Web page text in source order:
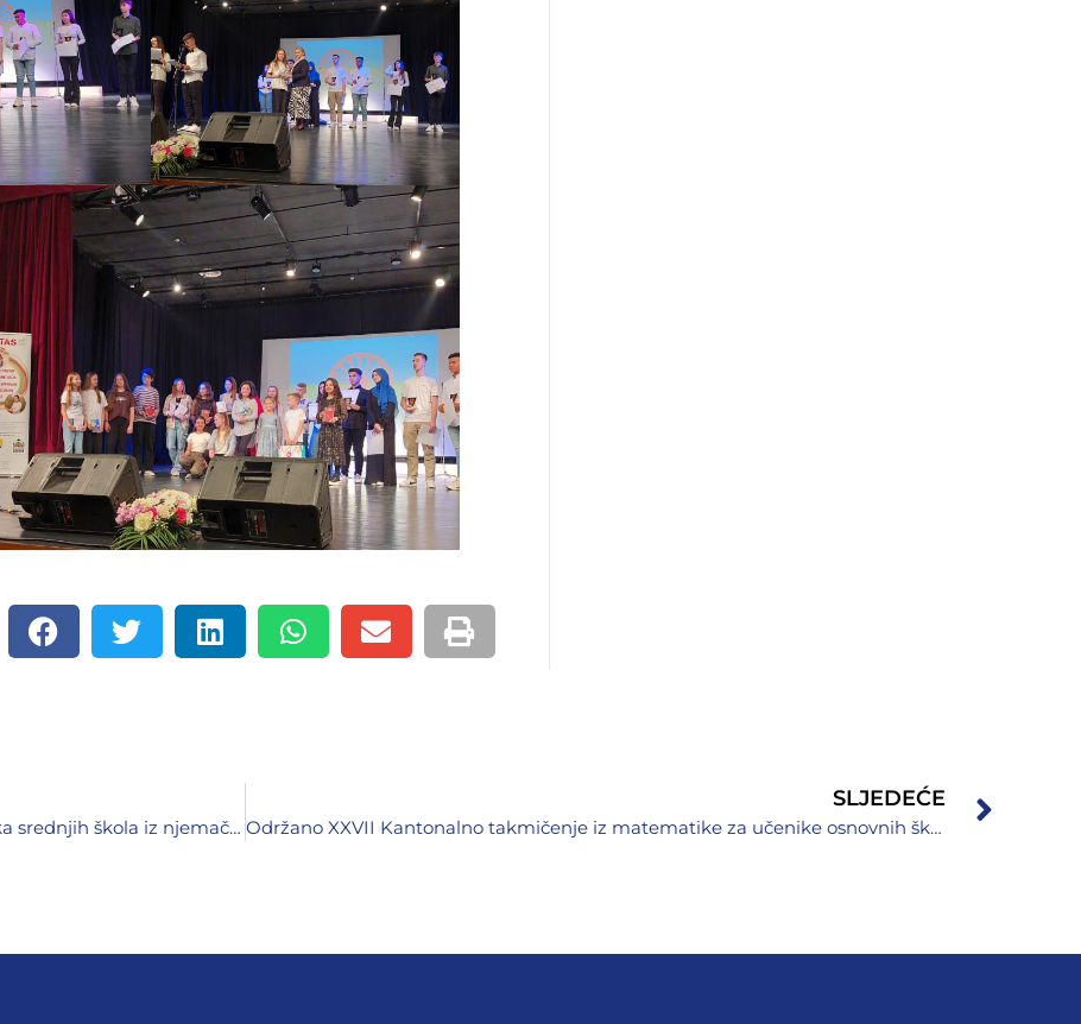
Održano Jedanaesto kantonalno takmičenje učenika srednjih škola iz njemačkog jezika
SLJEDEĆE
Održano XXVII Kantonalno takmičenje iz matematike za učenike osnovnih škola